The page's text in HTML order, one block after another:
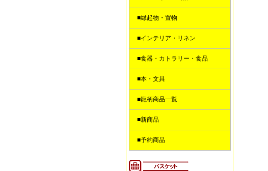
■縁起物・置物
■インテリア・リネン
■食器・カトラリー・食品
■本・文具
■龍柄商品一覧
■新商品
■予約商品